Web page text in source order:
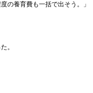
の養育費も一括で出そう。」
。